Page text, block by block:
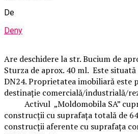
De
Deny
Are deschidere la str. Bucium de
Sturza de aprox. 40 ml. Este
DN24. Proprietatea imobiliară este
destinație comercială/industrială/
Activul „Moldomobila SA”
construcții cu suprafața totală de
construcții aferente cu suprafața